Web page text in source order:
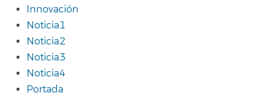
Innovación
Noticia1
Noticia2
Noticia3
Noticia4
Portada